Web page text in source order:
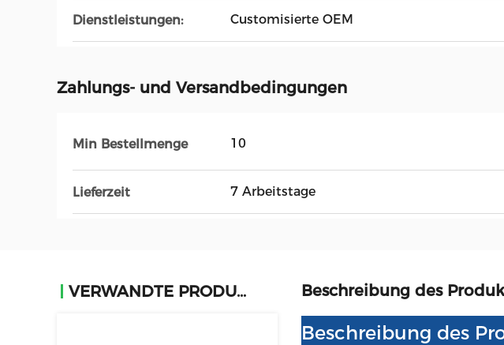
Dienstleistungen: Customisierte OEM
Zahlungs- und Versandbedingungen
Min Bestellmenge 10
Lieferzeit 7 Arbeitstage
VERWANDTE PRODUKTE Beschreibung des
Beschreibung des